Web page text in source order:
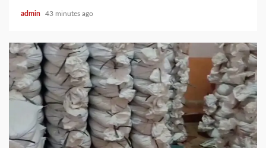
admin 43 minutes ago